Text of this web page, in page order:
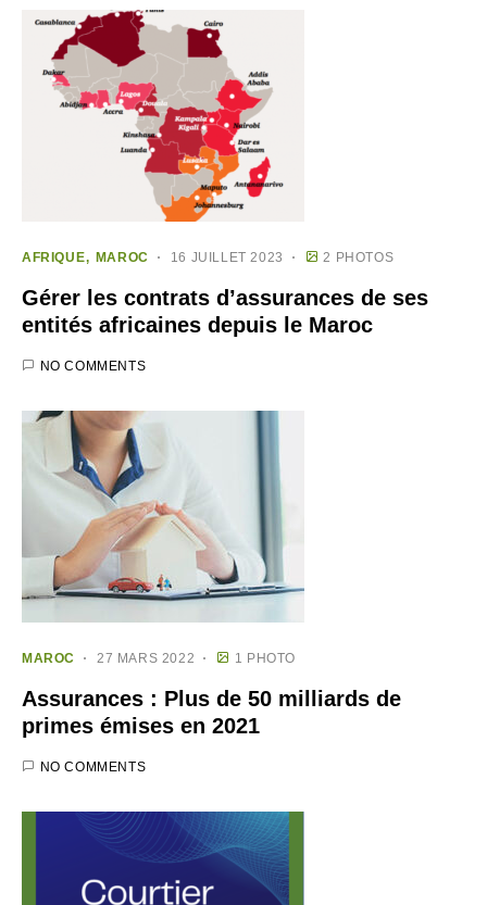
AFRIQUE MAROC 16 JUILLET 2023 2 PHOTOS
Gérer les contrats d’assurances de ses
entités africaines depuis le Maroc
NO COMMENTS
MAROC 27 MARS 2022 1 PHOTO
Assurances : Plus de 50 milliards de
primes émises en 2021
NO COMMENTS